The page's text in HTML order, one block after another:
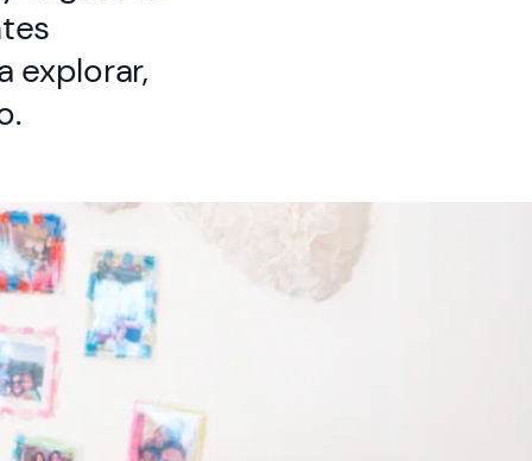
explorar,